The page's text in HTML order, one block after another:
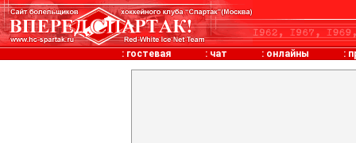
: гостевая : чат : онлайны :